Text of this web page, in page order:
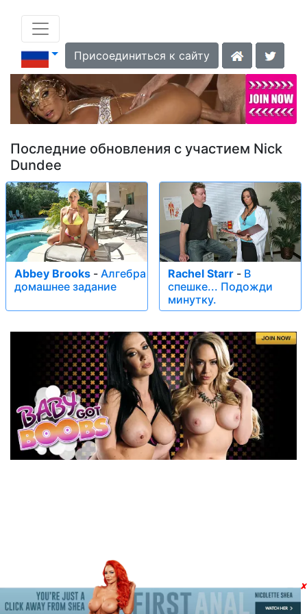
Присоединиться к сайту
Последние обновления с участием Nick
Dundee
Abbey Brooks - Алгебра
домашнее задание
Rachel Starr - В
спешке... Подожди
минутку.